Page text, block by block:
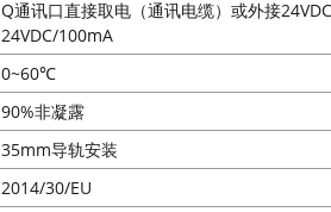
Q通讯口直接取电（通讯电缆）或外接24VDC
24VDC/100mA
0~60℃
90%非凝露
35mm导轨安装
2014/30/EU